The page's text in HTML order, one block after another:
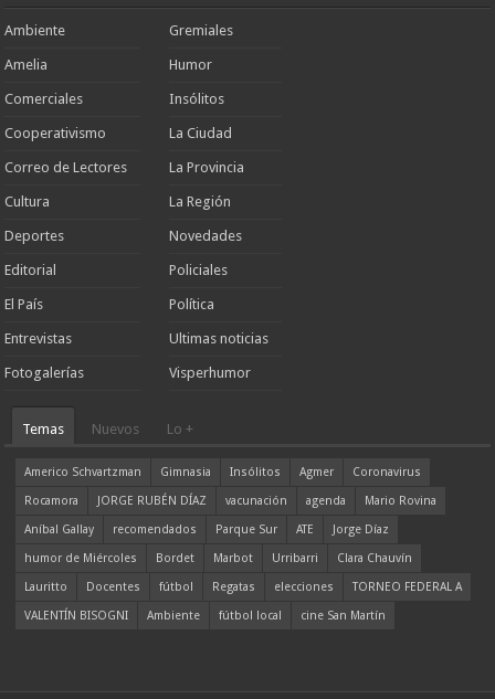
Ambiente
Amelia
Comerciales
Cooperativismo
Correo de Lectores
Cultura
Deportes
Editorial
El País
Entrevistas
Fotogalerías
Gremiales
Humor
Insólitos
La Ciudad
La Provincia
La Región
Novedades
Policiales
Política
Ultimas noticias
Visperhumor
Temas Nuevos Lo +
Americo Schvartzman Gimnasia Insólitos Agmer
Coronavirus
Rocamora
JORGE RUBÉN DÍAZ vacunación agenda
Mario Rovina
Aníbal Gallay
recomendados Parque Sur ATE
Jorge Díaz
humor de Miércoles
Bordet Marbot Urribarri
Clara Chauvín
Lauritto
Docentes fútbol Regatas elecciones
TORNEO FEDERAL A
VALENTÍN BISOGNI
Ambiente fútbol local cine San Martín